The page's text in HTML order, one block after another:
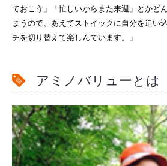
ておこう」「忙しいからまた来週」とかど
まうので、あえてストイックに自分を追い
チを切り替えて楽しんでいます。」
アミノバリューとは